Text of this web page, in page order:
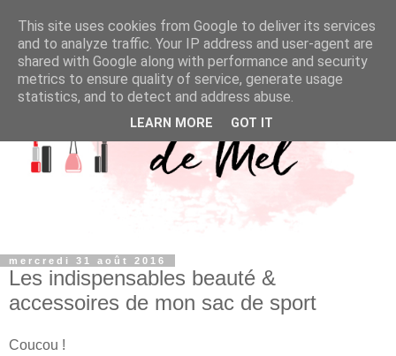
mercredi 31 août 2016
Les indispensables beauté &
accessoires de mon sac de sport
Coucou !
This site uses cookies from Google to deliver its services
and to analyze traffic. Your IP address and user-agent are
shared with Google along with performance and security
metrics to ensure quality of service, generate usage
statistics, and to detect and address abuse.
LEARN MORE GOT IT